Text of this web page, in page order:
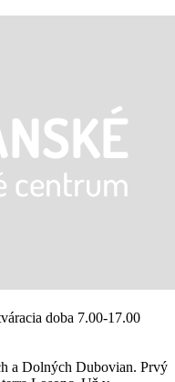
doba 7.00-17.00
a Dolných Dubovian. Prvý